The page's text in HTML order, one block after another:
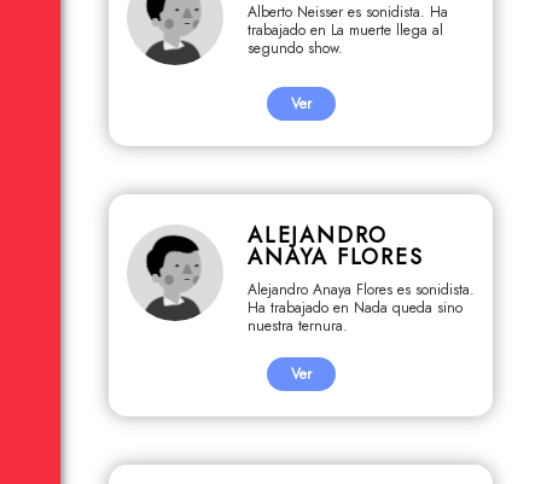
Alberto Neisser es sonidista. Ha
trabajado en La muerte llega al
segundo show.
Ver
ALEJANDRO
ANAYA FLORES
Alejandro Anaya Flores es sonidista.
Ha trabajado en Nada queda sino
nuestra ternura.
Ver